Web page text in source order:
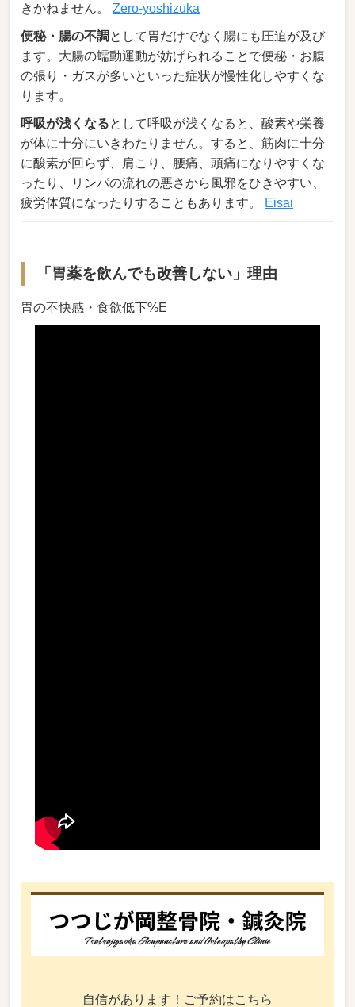
きかねません。Zero-yoshizuka
便秘・腸の不調 として胃だけでなく腸にも圧迫が及び
ます。大腸の蠕動運動が妨げられることで便秘・お腹
の張り・ガスが多いといった症状が慢性化しやすくな
ります。
呼吸が浅くなるとして呼吸が浅くなると、酸素や栄養
が体に十分にいきわたりません。すると、筋肉に十分
に酸素が回らず、肩こり、腰痛、頭痛になりやすくな
ったり、リンパの流れの悪さから風邪をひきやすい、
疲労体質になったりすることもあります。
Eisai
「胃薬を飲んでも改善しない」理由
胃の不快感・食欲低下%E
自信があります！ご予約はこちら